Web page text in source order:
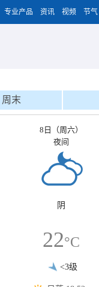
专业产品 资讯 视频 节气
周末
8日（周六）
夜间
阴
22°C
<3级